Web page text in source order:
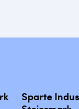
Sparte